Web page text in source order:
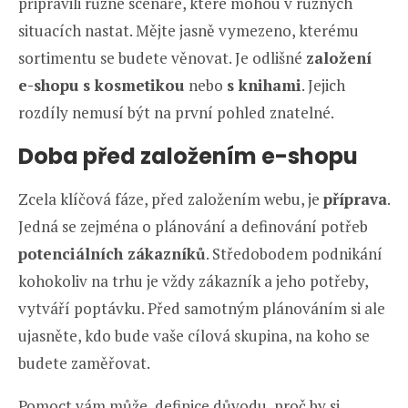
situacích nastat. Mějte jasně vymezeno, kterému
sortimentu se budete věnovat. Je odlišné založení
e-shopu s kosmetikou nebo s knihami. Jejich
rozdíly nemusí být na první pohled znatelné.
Doba před založením e-shopu
Zcela klíčová fáze, před založením webu, je příprava.
Jedná se zejména o plánování a definování potřeb
potenciálních zákazníků. Středobodem podnikání
kohokoliv na trhu je vždy zákazník a jeho potřeby,
vytváří poptávku. Před samotným plánováním si ale
ujasněte, kdo bude vaše cílová skupina, na koho se
budete zaměřovat.